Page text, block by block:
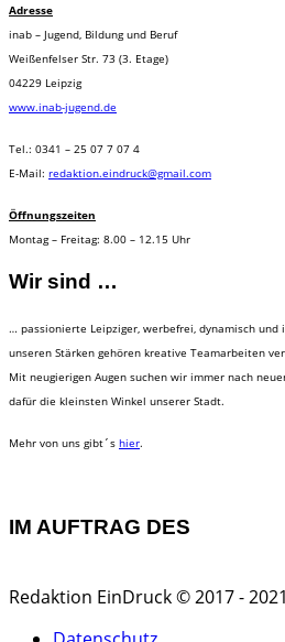
Adresse
inab – Jugend, Bildung und Beruf
Weißenfelser Str. 73 (3. Etage)
04229 Leipzig
www.inab-jugend.de
Tel.: 0341 – 25 07 7 07 4
E-Mail: redaktion.eindruck@gmail.com
Öffnungszeiten
Montag – Freitag: 8.00 – 12.15 Uhr
Wir sind …
… passionierte Leipziger, werbefrei, dynamisch
unseren Stärken gehören kreative Teamarbeiten
Mit neugierigen Augen suchen wir immer nach
dafür die kleinsten Winkel unserer Stadt.
Mehr von uns gibt´s hier.
IM AUFTRAG DES
Redaktion EinDruck © 2017 - 2021